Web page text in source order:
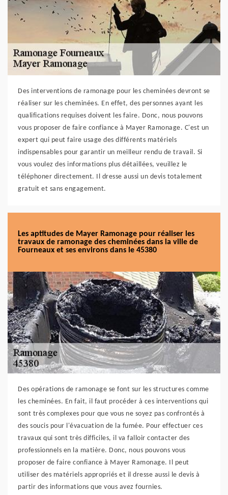
Des interventions de ramonage pour les cheminées devront se
réaliser sur les cheminées. En effet, des personnes ayant les
qualifications requises doivent les faire. Donc, nous pouvons
vous proposer de faire confiance à Mayer Ramonage. C'est un
expert qui peut faire usage des différents matériels
indispensables pour garantir un meilleur rendu de travail. Si
vous voulez des informations plus détaillées, veuillez le
téléphoner directement. Il dresse aussi un devis totalement
gratuit et sans engagement.
Les aptitudes de Mayer Ramonage pour réaliser les
travaux de ramonage des cheminées dans la ville de
Fourneaux et ses environs dans le 45380
Des opérations de ramonage se font sur les structures comme
les cheminées. En fait, il faut procéder à ces interventions qui
sont très complexes pour que vous ne soyez pas confrontés à
des soucis pour l'évacuation de la fumée. Pour effectuer ces
travaux qui sont très difficiles, il va falloir contacter des
professionnels en la matière. Donc, nous pouvons vous
proposer de faire confiance à Mayer Ramonage. Il peut
utiliser des matériels appropriés et il dresse aussi le devis à
partir des informations que vous avez fournies.